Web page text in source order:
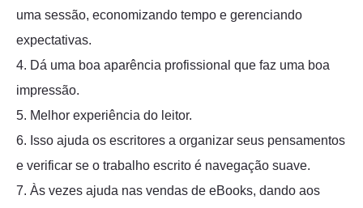
uma sessão, economizando tempo e gerenciando
expectativas.
4. Dá uma boa aparência profissional que faz uma boa
impressão.
5. Melhor experiência do leitor.
6. Isso ajuda os escritores a organizar seus pensamentos
e verificar se o trabalho escrito é navegação suave.
7. Às vezes ajuda nas vendas de eBooks, dando aos